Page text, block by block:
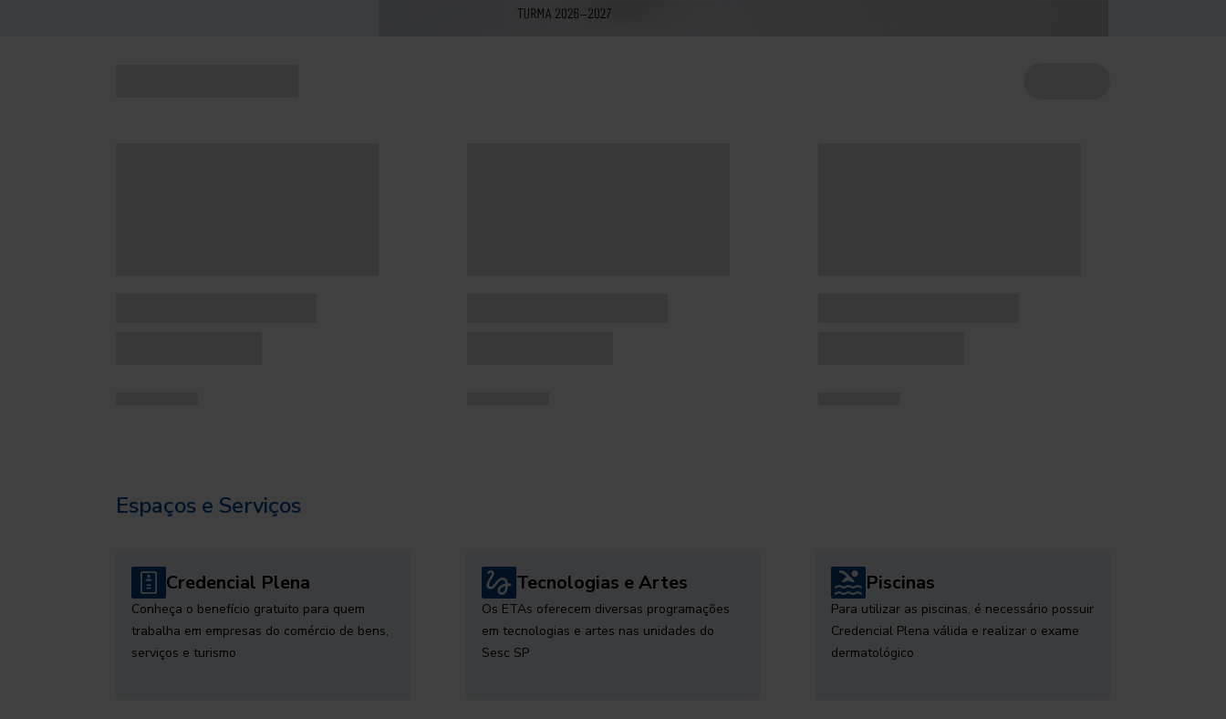
Espaços e Serviços
Credencial Plena
Conheça o benefício gratuito para quem
trabalha em empresas do comércio de bens,
serviços e turismo
Tecnologias e Artes
Os ETAs oferecem diversas programações
em tecnologias e artes nas unidades do
Sesc SP
Piscinas
Para utilizar as piscinas, é necessário possuir
Credencial Plena válida e realizar o exame
dermatológico